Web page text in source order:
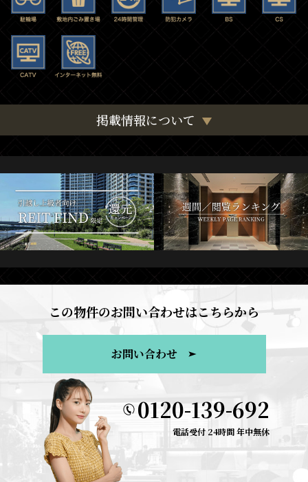
掲載情報について
この物件のお問い合わせはこちらから
お問い合わせ
0120-139-692
電話受付 24時間 年中無休